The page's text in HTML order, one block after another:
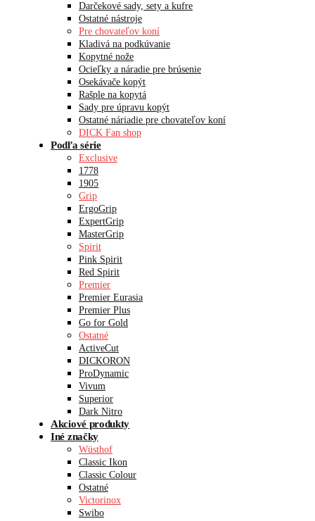
Darčekové sady, sety a kufre
Ostatné nástroje
Pre chovateľov koní
Kladivá na podkúvanie
Kopytné nože
Ocieľky a náradie pre brúsenie
Osekávače kopýt
Rašple na kopytá
Sady pre úpravu kopýt
Ostatné náriadie pre chovateľov koní
DICK Fan shop
Podľa série
Exclusive
1778
1905
Grip
ErgoGrip
ExpertGrip
MasterGrip
Spirit
Pink Spirit
Red Spirit
Premier
Premier Eurasia
Premier Plus
Go for Gold
Ostatné
ActiveCut
DICKORON
ProDynamic
Vivum
Superior
Dark Nitro
Akciové produkty
Iné značky
Wüsthof
Classic Ikon
Classic Colour
Ostatné
Victorinox
Swibo